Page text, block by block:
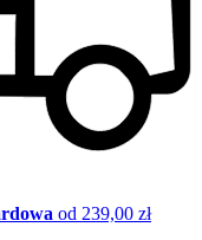
od 239,00 zł